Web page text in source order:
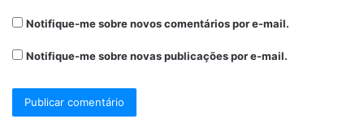
Notifique-me sobre novos comentários por e-mail.
Notifique-me sobre novas publicações por e-mail.